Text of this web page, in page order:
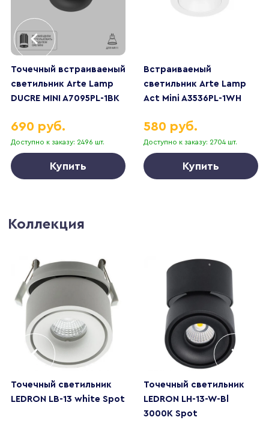
Точечный встраиваемый
светильник Arte Lamp
DUCRE MINI A7095PL-1BK
Доступно к заказу: 2496 шт.
690 руб.
Купить
Встраиваемый
светильник Arte Lamp
Act Mini A3536PL-1WH
Доступно к заказу: 2704 шт.
580 руб.
Купить
Коллекция
Точечный светильник
LEDRON LB-13 white Spot
Точечный светильник
LEDRON LH-13-W-Bl
3000K Spot